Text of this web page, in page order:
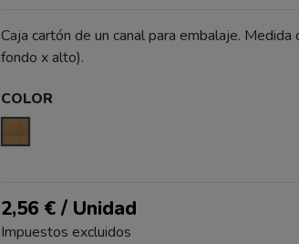
Caja cartón de un canal para embalaje.
fondo x alto).
COLOR
2,56 € / Unidad
Impuestos excluidos